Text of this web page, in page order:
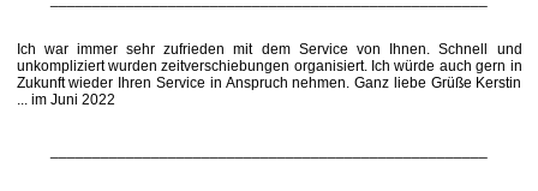
Ich war immer sehr zufrieden mit dem Service von Ihnen. Schnell und
unkompliziert wurden zeitverschiebungen organisiert. Ich würde auch gern in
Zukunft wieder Ihren Service in Anspruch nehmen. Ganz liebe Grüße Kerstin
... im Juni 2022